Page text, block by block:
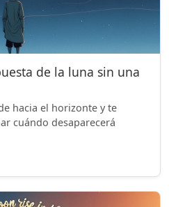
de la luna sin una
hacia el horizonte y te
cuándo desaparecerá